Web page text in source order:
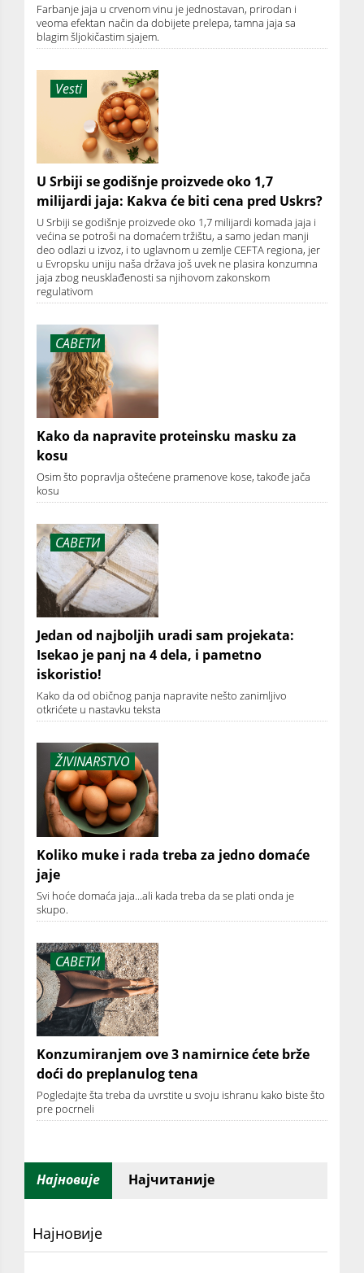
Farbanje jaja u crvenom vinu je jednostavan, prirodan i
veoma efektan način da dobijete prelepa, tamna jaja sa
blagim šljokičastim sjajem.
Vesti
U Srbiji se godišnje proizvede oko 1,7
milijardi jaja: Kakva će biti cena pred Uskrs?
U Srbiji se godišnje proizvede oko 1,7 milijardi komada jaja i
većina se potroši na domaćem tržištu, a samo jedan manji
deo odlazi u izvoz, i to uglavnom u zemlje CEFTA regiona, jer
u Evropsku uniju naša država još uvek ne plasira konzumna
jaja zbog neusklađenosti sa njihovom zakonskom
regulativom
САВЕТИ
Kako da napravite proteinsku masku za
kosu
Osim što popravlja oštećene pramenove kose, takođe jača
kosu
САВЕТИ
Jedan od najboljih uradi sam projekata:
Isekao je panj na 4 dela, i pametno
iskoristio!
Kako da od običnog panja napravite nešto zanimljivo
otkrićete u nastavku teksta
ŽIVINARSTVO
Koliko muke i rada treba za jedno domaće
jaje
Svi hoće domaća jaja...ali kada treba da se plati onda je
skupo.
САВЕТИ
Konzumiranjem ove 3 namirnice ćete brže
doći do preplanulog tena
Pogledajte šta treba da uvrstite u svoju ishranu kako biste što
pre pocrneli
Најновије Најчитаније
Најновије